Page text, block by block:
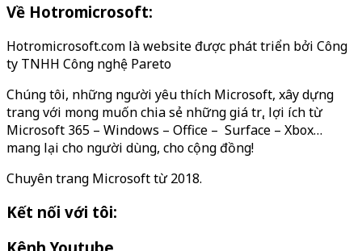
Về Hotromicrosoft:
Hotromicrosoft.com là website được phát triển bởi Công
ty TNHH Công nghệ Pareto
Chúng tôi, những người yêu thích Microsoft, xây dựng
trang với mong muốn chia sẻ những giá trị, lợi ích từ
Microsoft 365 – Windows – Office – Surface – Xbox…
mang lại cho người dùng, cho cộng đồng!
Chuyên trang Microsoft từ 2018.
Kết nối với tôi: